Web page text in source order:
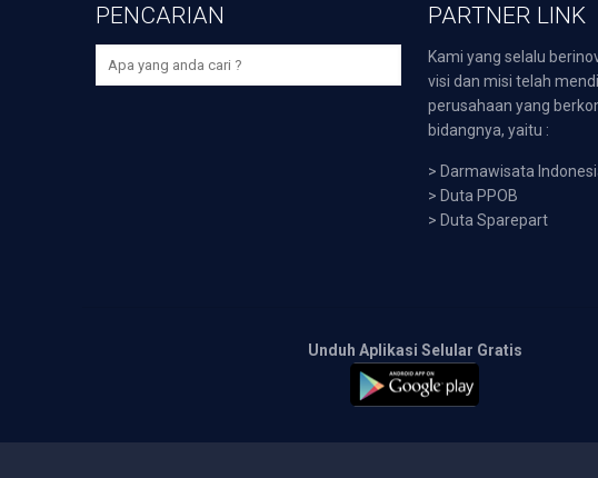
PENCARIAN PARTNER LINK
Kami yang selalu
visi dan misi telah
perusahaan yang
bidangnya, yaitu :
> Darmawisata
> Duta PPOB
> Duta Sparepart
Unduh Aplikasi Selular Gratis